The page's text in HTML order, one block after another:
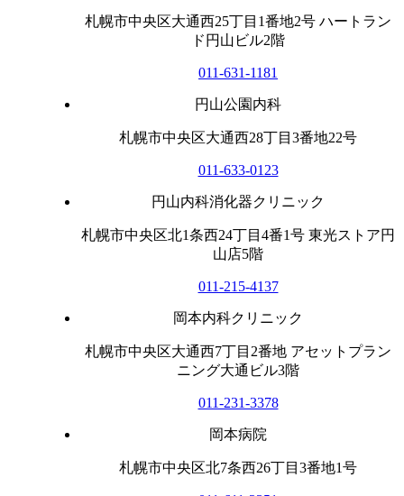
札幌市中央区大通西25丁目1番地2号 ハートラン
ド円山ビル2階
011-631-1181
円山公園内科
札幌市中央区大通西28丁目3番地22号
011-633-0123
円山内科消化器クリニック
札幌市中央区北1条西24丁目4番1号 東光ストア円
山店5階
011-215-4137
岡本内科クリニック
札幌市中央区大通西7丁目2番地 アセットプラン
ニング大通ビル3階
011-231-3378
岡本病院
札幌市中央区北7条西26丁目3番地1号